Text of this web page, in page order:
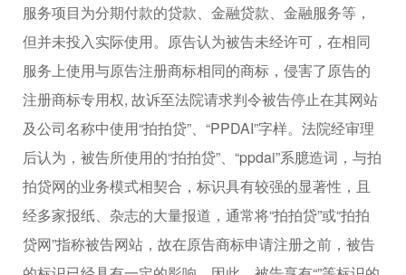
服务项目为分期付款的贷款、金融贷款、金融服务等，
但并未投入实际使用。原告认为被告未经许可，在相同
服务上使用与原告注册商标相同的商标，侵害了原告的
注册商标专用权, 故诉至法院请求判令被告停止在其网站
及公司名称中使用“拍拍贷”、“PPDAI”字样。法院经审理
后认为，被告所使用的“拍拍贷”、“ppdai”系臆造词，与拍
拍贷网的业务模式相契合，标识具有较强的显著性，且
经多家报纸、杂志的大量报道，通常将“拍拍贷”或“拍拍
贷网”指称被告网站，故在原告商标申请注册之前，被告